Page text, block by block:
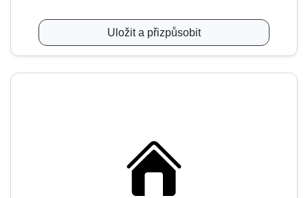
Uložit a přizpůsobit